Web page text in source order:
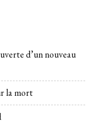
d’un nouveau
la mort